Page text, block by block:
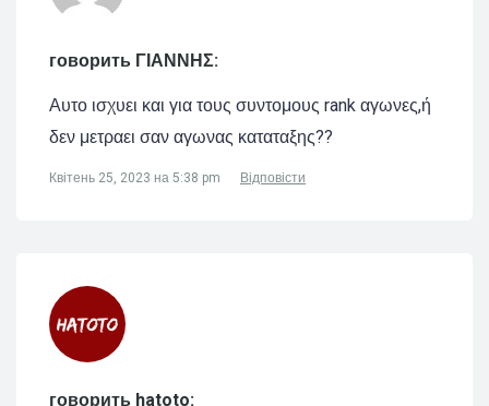
говорить ΓΙΑΝΝΗΣ:
Αυτο ισχυει και για τους συντομους rank αγωνες,ή
δεν μετραει σαν αγωνας καταταξης??
Квітень 25, 2023 на 5:38 pm Відповісти
говорить hatoto: